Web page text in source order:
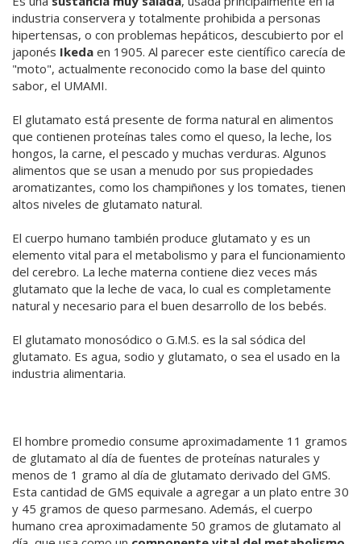
industria conservera y totalmente prohibida a personas
hipertensas, o con problemas hepáticos, descubierto por el
japonés Ikeda en 1905. Al parecer este científico carecía de
"moto", actualmente reconocido como la base del quinto
sabor, el UMAMI.
El glutamato está presente de forma natural en alimentos
que contienen proteínas tales como el queso, la leche, los
hongos, la carne, el pescado y muchas verduras. Algunos
alimentos que se usan a menudo por sus propiedades
aromatizantes, como los champiñones y los tomates, tienen
altos niveles de glutamato natural.
El cuerpo humano también produce glutamato y es un
elemento vital para el metabolismo y para el funcionamiento
del cerebro. La leche materna contiene diez veces más
glutamato que la leche de vaca, lo cual es completamente
natural y necesario para el buen desarrollo de los bebés.
El glutamato monosódico o G.M.S. es la sal sódica del
glutamato. Es agua, sodio y glutamato, o sea el usado en la
industria alimentaria.
El hombre promedio consume aproximadamente 11 gramos
de glutamato al día de fuentes de proteínas naturales y
menos de 1 gramo al día de glutamato derivado del GMS.
Esta cantidad de GMS equivale a agregar a un plato entre 30
y 45 gramos de queso parmesano. Además, el cuerpo
humano crea aproximadamente 50 gramos de glutamato al